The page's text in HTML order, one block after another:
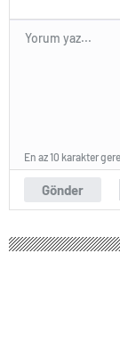
Gönder
En az 10 karakter